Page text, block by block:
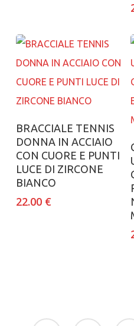
Aggiungi al carrello
BRACCIALE TENNIS
DONNA IN ACCIAIO
CON CUORE E PUNTI
LUCE DI ZIRCONE
BIANCO
22.00 €